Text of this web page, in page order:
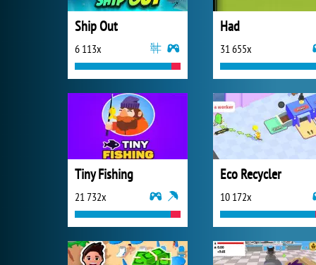
Ship Out
6 113x
Had
31 655x
Tiny Fishing
21 732x
Eco Recycler
10 172x